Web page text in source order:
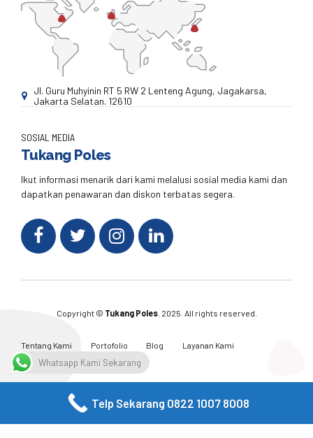
Jl. Guru Muhyinin RT 5 RW 2 Lenteng Agung, Jagakarsa,
Jakarta Selatan. 12610
SOSIAL MEDIA
Tukang Poles
Ikut informasi menarik dari kami melalusi sosial media kami dan
dapatkan penawaran dan diskon terbatas segera.
Copyright © Tukang Poles. 2025. All rights reserved.
Tentang Kami Portofolio Blog
Layanan Kami
Kontak Kami
Facebook Twitter Instagram Email
Whatsapp Kami Sekarang
Telp Sekarang 0822 1007 8008